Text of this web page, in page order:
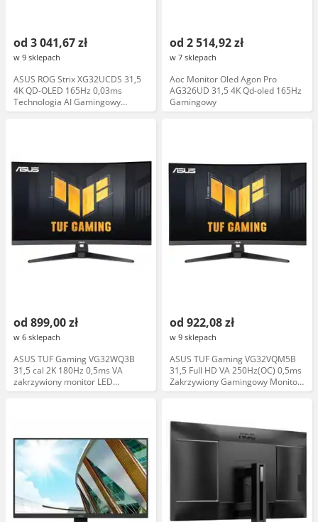
od 3 041,67 zł
w 9 sklepach
ASUS ROG Strix XG32UCDS 31,5
4K QD-OLED 165Hz 0,03ms
Technologia AI Gamingowy
Monitor OLED
od 2 514,92 zł
w 7 sklepach
Aoc Monitor Oled Agon Pro
AG326UD 31,5 4K Qd-oled 165Hz
Gamingowy
od 899,00 zł
w 6 sklepach
ASUS TUF Gaming VG32WQ3B
31,5 cal 2K 180Hz 0,5ms VA
zakrzywiony monitor LED
gamingowy
od 922,08 zł
w 9 sklepach
ASUS TUF Gaming VG32VQM5B
31,5 Full HD VA 250Hz(OC) 0,5ms
Zakrzywiony Gamingowy Monitor
LED